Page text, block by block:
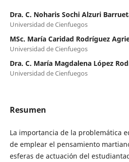
Dra. C. Noharis Sochi Alzuri
Universidad de Cienfuegos
MSc. María Caridad Rodríguez
Universidad de Cienfuegos
Dra. C. María Magdalena López
Universidad de Cienfuegos
Resumen
La importancia de la problemática
de emplear el pensamiento
esferas de actuación del